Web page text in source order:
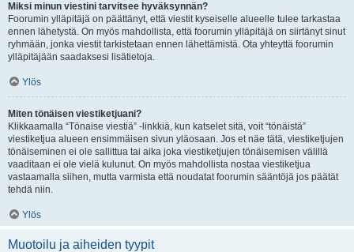
Miksi minun viestini tarvitsee hyväksynnän?
Foorumin ylläpitäjä on päättänyt, että viestit kyseiselle alueelle tulee tarkastaa
ennen lähetystä. On myös mahdollista, että foorumin ylläpitäjä on siirtänyt sinut
ryhmään, jonka viestit tarkistetaan ennen lähettämistä. Ota yhteyttä foorumin
ylläpitäjään saadaksesi lisätietoja.
Ylös
Miten tönäisen viestiketjuani?
Klikkaamalla “Tönaise viestiä” -linkkiä, kun katselet sitä, voit “tönäistä”
viestiketjua alueen ensimmäisen sivun yläosaan. Jos et näe tätä, viestiketjujen
tönäiseminen ei ole sallittua tai aika joka viestiketjujen tönäisemisen välillä
vaaditaan ei ole vielä kulunut. On myös mahdollista nostaa viestiketjua
vastaamalla siihen, mutta varmista että noudatat foorumin sääntöjä jos päätät
tehdä niin.
Ylös
Muotoilu ja aiheiden tyypit